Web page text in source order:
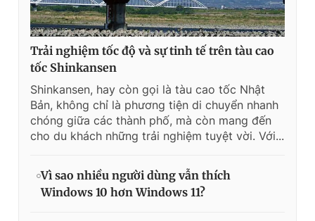
Trải nghiệm tốc độ và sự tinh tế trên tàu cao
tốc Shinkansen
Shinkansen, hay còn gọi là tàu cao tốc Nhật
Bản, không chỉ là phương tiện di chuyển nhanh
chóng giữa các thành phố, mà còn mang đến
cho du khách những trải nghiệm tuyệt vời. Với...
Vì sao nhiều người dùng vẫn thích
Windows 10 hơn Windows 11?